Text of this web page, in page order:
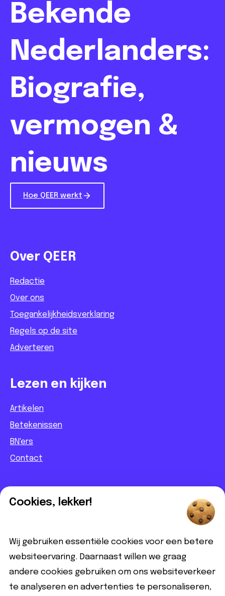
Bekende
Nederlanders:
Biografie,
vermogen &
nieuws
Hoe QEER werkt
Over QEER
Redactie
Over ons
Toegankelijkheidsverklaring
Regels op de site
Adverteren
Lezen en kijken
Artikelen
Betekenissen
BN'ers
Contact
Informatief
Partnerbijdrage
Disclaimer
Volg ons
Cookies, lekker!
Wij gebruiken essentiële cookies voor een betere
websiteervaring. Daarnaast willen we graag
andere cookies gebruiken om ons websiteverkeer
te analyseren en advertenties te personaliseren,